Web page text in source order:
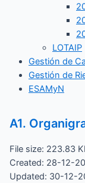
LOTAIP
Gestión de
Gestión de
ESAMyN
A1.
File size: 223.83
Created: 28-12-
Updated: 30-12-